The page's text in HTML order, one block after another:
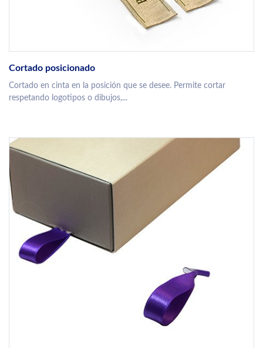
Cortado posicionado
Cortado en cinta en la posición que se desee. Permite cortar
respetando logotipos o dibujos,...